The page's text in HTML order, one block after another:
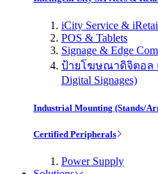
iCity Service &
POS & Tablets
Signage & Edge
ป้ายโฆษณาดิจิตอล
Digital Signages)
Industrial Mounting (Stands/
Certified Peripherals
Power Supply